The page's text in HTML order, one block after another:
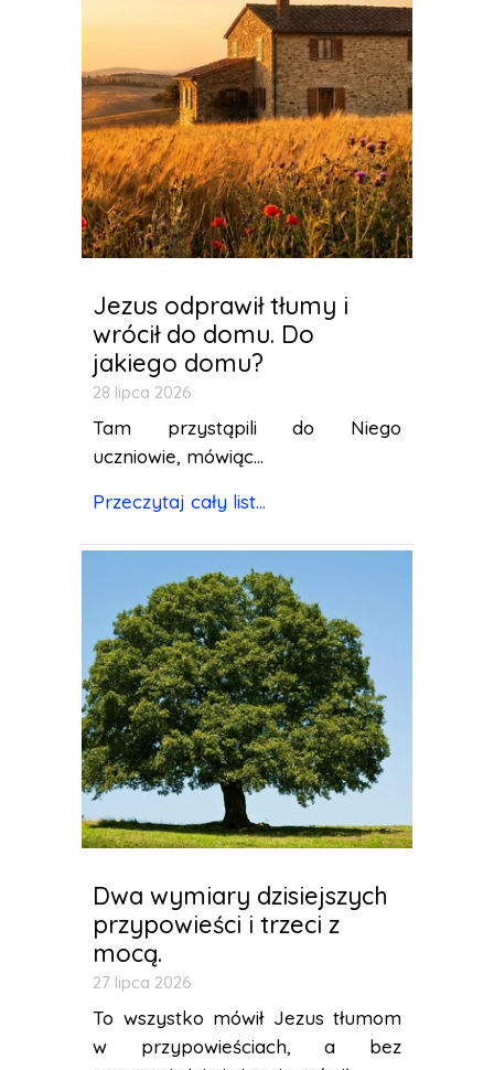
Jezus odprawił tłumy i
wrócił do domu. Do
jakiego domu?
28 lipca 2026
Tam przystąpili do Niego
uczniowie, mówiąc...
Przeczytaj cały list...
Dwa wymiary dzisiejszych
przypowieści i trzeci z
mocą.
27 lipca 2026
To wszystko mówił Jezus tłumom
w przypowieściach, a bez